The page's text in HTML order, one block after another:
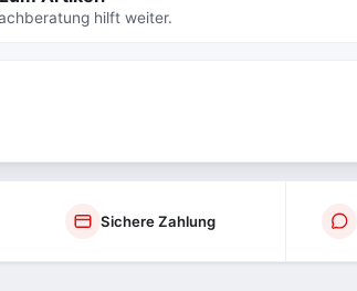
hilft weiter.
Sichere Zahlung